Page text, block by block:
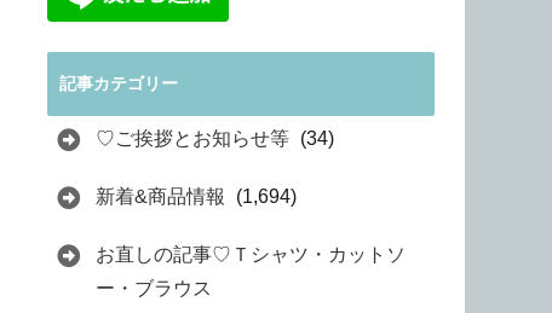
記事カテゴリー
♡ご挨拶とお知らせ等 (34)
新着&商品情報 (1,694)
お直しの記事♡Ｔシャツ・カットソ
ー・ブラウス